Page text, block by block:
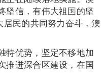
坚信，有伟大祖国的坚
居民的共同努力奋斗，澳
特优势，坚定不移地加
推进深合区建设，在国